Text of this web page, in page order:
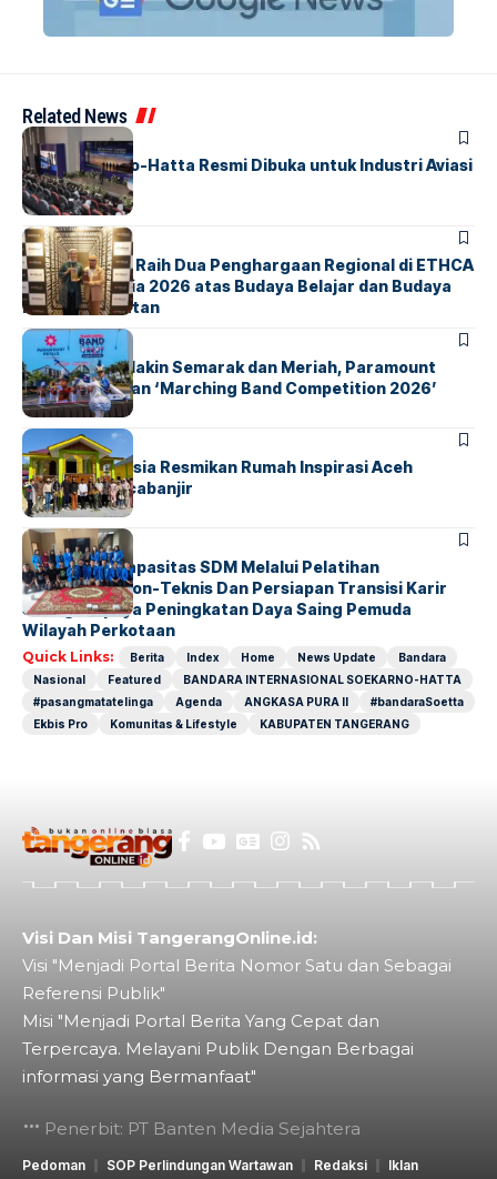
Related News
BANDARA BERITA
IALC Soekarno-Hatta Resmi Dibuka untuk Industri Aviasi
Dunia
BERITA
ParagonCorp Raih Dua Penghargaan Regional di ETHCA
Southeast Asia 2026 atas Budaya Belajar dan Budaya
Kebermanfaatan
BERITA INDEX
Akhir Pekan Makin Semarak dan Meriah, Paramount
Petals Hadirkan ‘Marching Band Competition 2026’
BERITAHOME
AirNav Indonesia Resmikan Rumah Inspirasi Aceh
Tamiang Pascabanjir
BERITAINDEX
Penguatan Kapasitas SDM Melalui Pelatihan
Kompetensi Non-Teknis Dan Persiapan Transisi Karir
Sebagai Upaya Peningkatan Daya Saing Pemuda
Wilayah Perkotaan
Quick Links: Berita Index Home News Update
Bandara
Nasional
Featured
BANDARA INTERNASIONAL SOEKARNO-HATTA
#pasangmatatelinga
Agenda ANGKASA PURA II
#bandaraSoetta
Ekbis Pro
Komunitas & Lifestyle KABUPATEN TANGERANG
Visi Dan Misi TangerangOnline.id:
Visi "Menjadi Portal Berita Nomor Satu dan Sebagai
Referensi Publik"
Misi "Menjadi Portal Berita Yang Cepat dan
Terpercaya. Melayani Publik Dengan Berbagai
informasi yang Bermanfaat"
Penerbit: PT Banten Media Sejahtera
Pedoman SOP Perlindungan Wartawan Redaksi Iklan